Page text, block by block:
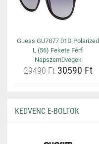
Guess GU7877 01D Polarized
L (56) Fekete Férfi
Napszemüvegek
29490 Ft30590 Ft
KEDVENC E-BOLTOK